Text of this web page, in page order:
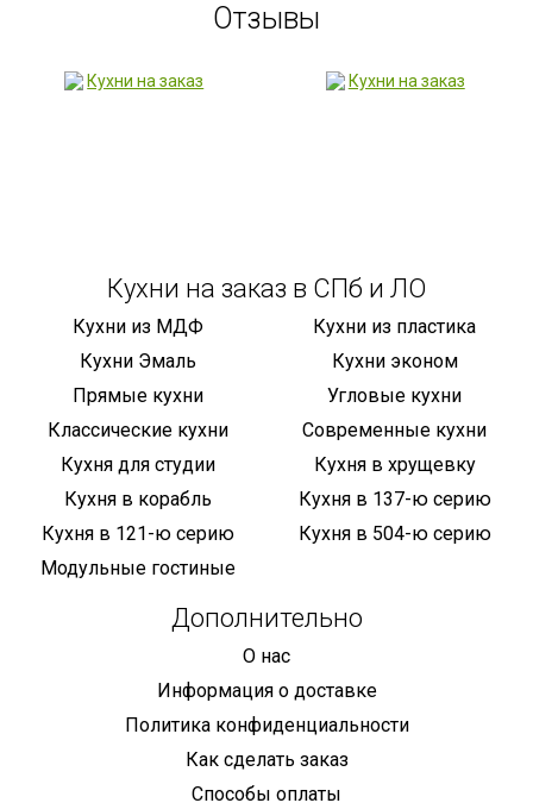
Отзывы
Кухни на заказ в СПб и ЛО
Кухни из МДФ
Кухни из пластика
Кухни Эмаль
Кухни эконом
Прямые кухни
Угловые кухни
Классические кухни
Современные кухни
Кухня для студии
Кухня в хрущевку
Кухня в корабль
Кухня в 137-ю серию
Кухня в 121-ю серию
Кухня в 504-ю серию
Модульные гостиные
Дополнительно
О нас
Информация о доставке
Политика конфиденциальности
Как сделать заказ
Способы оплаты